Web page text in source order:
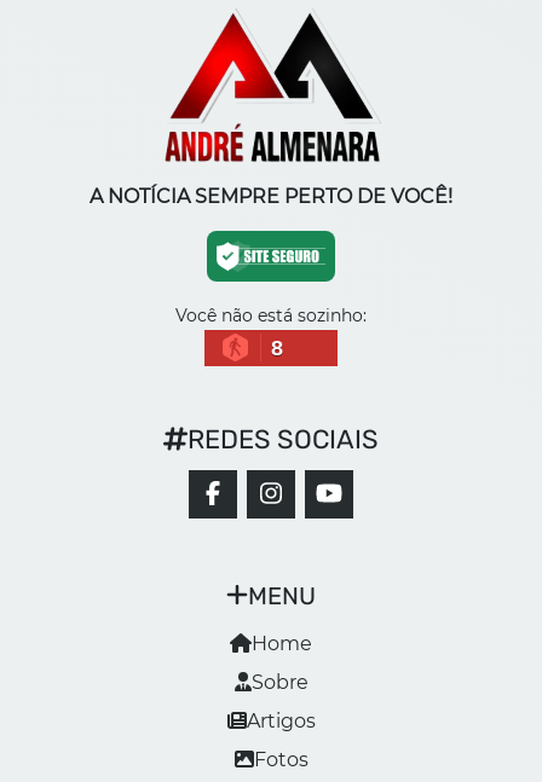
A NOTÍCIA SEMPRE PERTO DE VOCÊ!
Você não está sozinho:
8
MENU
Home
Sobre
Artigos
Fotos
REDES SOCIAIS